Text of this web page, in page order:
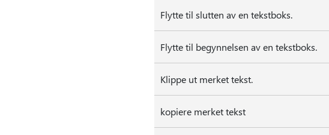
Flytte til slutten av en tekstboks.
Flytte til begynnelsen av en tekstboks.
Klippe ut merket tekst.
kopiere merket tekst